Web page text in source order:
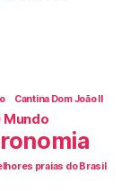
Cantina Dom João II
Mundo
praias do Brasil